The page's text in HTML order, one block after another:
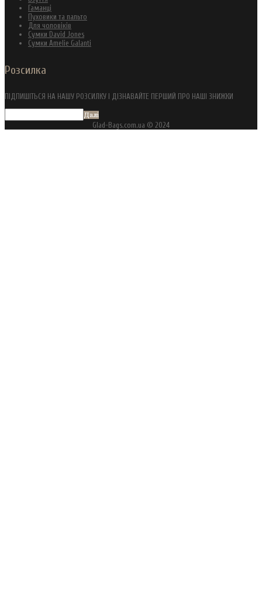
Гаманці
Пуховики та пальто
Для чоловіків
Сумки David Jones
Сумки Amelie Galanti
Розсилка
ПІДПИШІТЬСЯ НА НАШУ РОЗСИЛКУ І ДІЗНАВАЙТЕ ПЕРШИЙ ПРО НАШІ ЗНИЖКИ
Далі
Glad-Bags.com.ua © 2024